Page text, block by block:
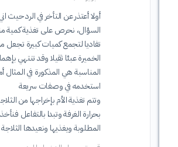
أولا أعتذر عن التأخر في الرد حيث اني لم ألاحظ
السؤال، نحرص على تغذية كمية مناسبة من البادئة
تفاديا لتجمع كميات كبيرة تجعل من عملية تغذية
الخميرة عبئا ثقيلا وقد تنتهي بإهمالها ، فالكمية
المناسبة هي المذكورة في المثال أما الباقي فيمكننا
استخدمه في وصفات سريعة
وتتم تغذية الأم بإخراجها من الثلاجة حتى تصبح
بحرارة الغرفة وتبدا بالتفاعل فنأخذ منها الكمية
المطلوبة ويغذيها ونعيدها الثلاجة